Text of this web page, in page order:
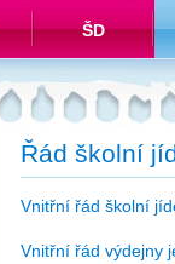
ŠD
Řád školní
Vnitřní řád školní
Vnitřní řád výdejny